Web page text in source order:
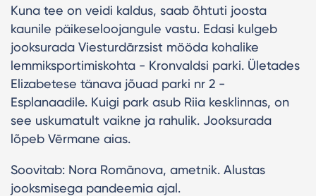
Kuna tee on veidi kaldus, saab õhtuti joosta
kaunile päikeseloojangule vastu. Edasi kulgeb
jooksurada Viesturdārzsist mööda kohalike
lemmiksportimiskohta - Kronvaldsi parki. Ületades
Elizabetese tänava jõuad parki nr 2 -
Esplanaadile. Kuigi park asub Riia kesklinnas, on
see uskumatult vaikne ja rahulik. Jooksurada
lõpeb Vērmane aias.
Soovitab: Nora Romānova, ametnik. Alustas
jooksmisega pandeemia ajal.